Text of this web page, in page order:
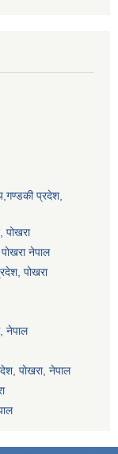
प्रदेश,
पोखरा
नेपाल
पोखरा
नेपाल
पोखरा, नेपाल